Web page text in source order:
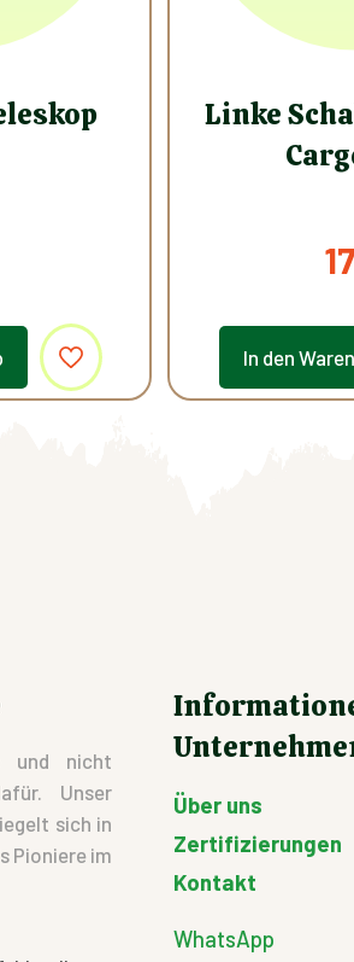
Linke
17
In den
und nicht
Unser
sich in
Pioniere im
Über uns
Zertifizierungen
Kontakt
WhatsApp